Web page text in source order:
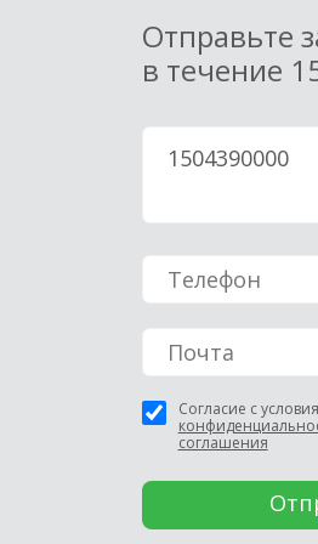
Отправьте
в течение
Согласие с
соглашения